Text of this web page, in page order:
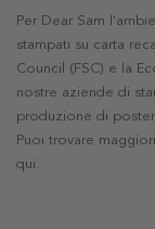
Per Dear Sam
stampati su carta
Council (FSC) e la
nostre aziende di
produzione di
Puoi trovare
qui.